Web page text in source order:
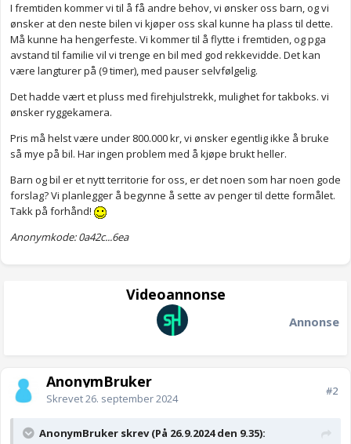
I fremtiden kommer vi til å få andre behov, vi ønsker oss barn, og vi
ønsker at den neste bilen vi kjøper oss skal kunne ha plass til dette.
Må kunne ha hengerfeste. Vi kommer til å flytte i fremtiden, og pga
avstand til familie vil vi trenge en bil med god rekkevidde. Det kan
være langturer på (9 timer), med pauser selvfølgelig.
Det hadde vært et pluss med firehjulstrekk, mulighet for takboks. vi
ønsker ryggekamera.
Pris må helst være under 800.000 kr, vi ønsker egentlig ikke å bruke
så mye på bil. Har ingen problem med å kjøpe brukt heller.
Barn og bil er et nytt territorie for oss, er det noen som har noen gode
forslag? Vi planlegger å begynne å sette av penger til dette formålet.
Takk på forhånd!
Anonymkode: 0a42c...6ea
Videoannonse
Annonse
AnonymBruker
Skrevet26. september 2024
#2
AnonymBruker skrev (På 26.9.2024 den 9.35):